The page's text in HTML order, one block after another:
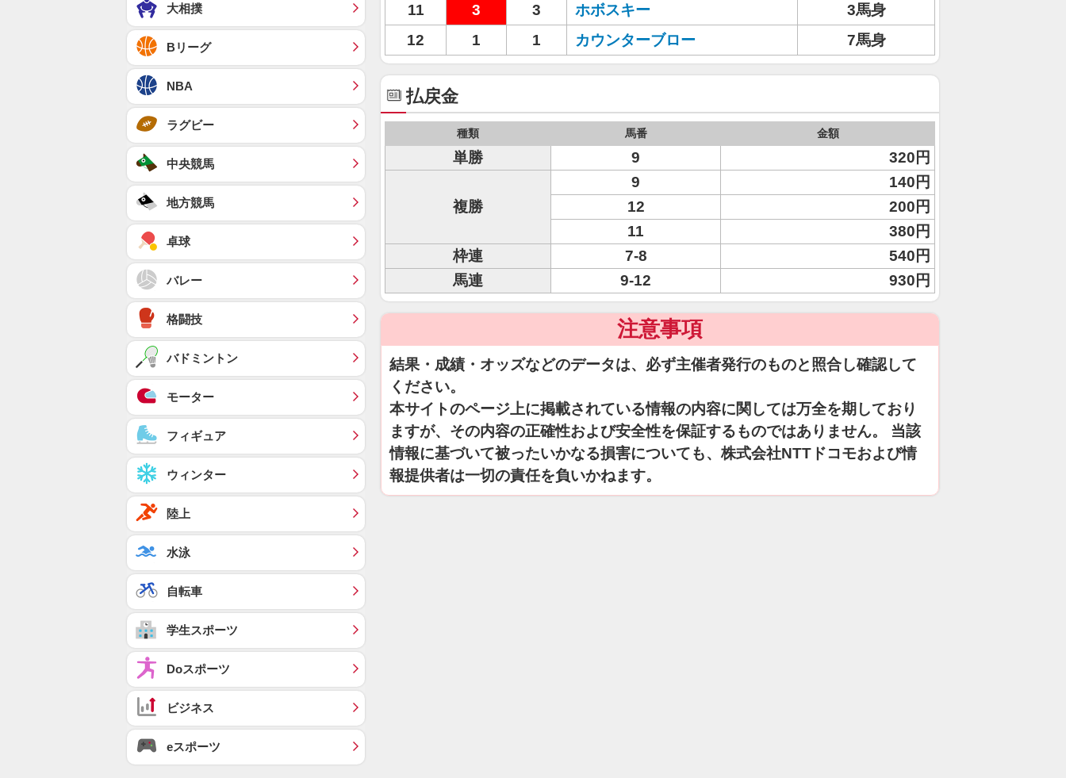
11
3 3 ホボスキー
3馬身
12
1 1 カウンターブロー 7馬身
払戻金
種類 馬番 金額
単勝 9 320円
複勝
9
140円
12
200円
11
380円
枠連
7-8
540円
馬連
9-12 930円
注意事項
結果・成績・オッズなどのデータは、必ず主催者発行のものと照合し確認して
ください。
本サイトのページ上に掲載されている情報の内容に関しては万全を期しており
ますが、その内容の正確性および安全性を保証するものではありません。 当該
情報に基づいて被ったいかなる損害についても、株式会社NTTドコモおよび情
報提供者は一切の責任を負いかねます。
大相撲
Bリーグ
NBA
ラグビー
中央競馬
地方競馬
卓球
バレー
格闘技
バドミントン
モーター
フィギュア
ウィンター
陸上
水泳
自転車
学生スポーツ
Doスポーツ
ビジネス
eスポーツ